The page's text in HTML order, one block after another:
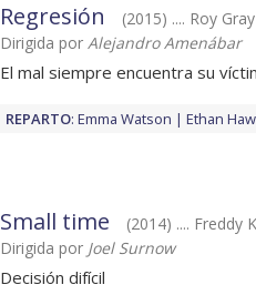
Regresión
(2015) .... Roy Gray
Dirigida por Alejandro Amenábar
El mal siempre encuentra su
REPARTO: Emma Watson Ethan
Small time
(2014) .... Freddy
Dirigida por Joel Surnow
Decisión difícil